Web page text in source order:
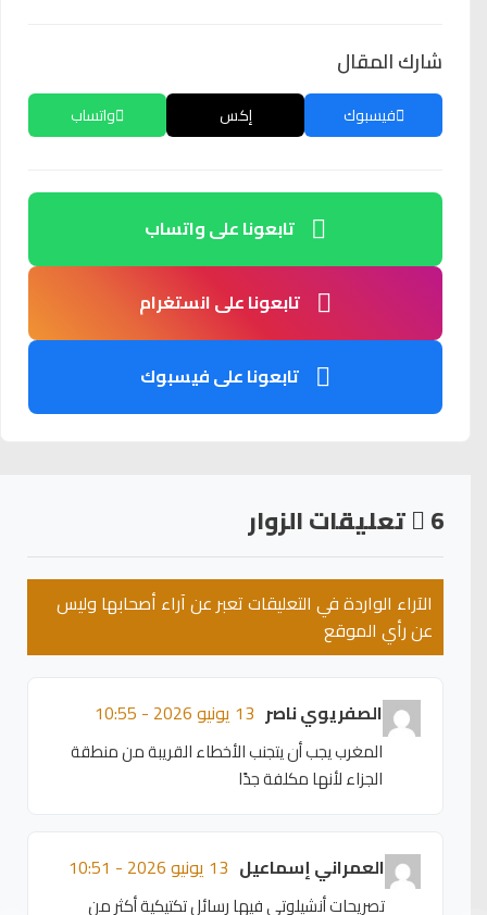
شارك المقال
فيسبوك إكس واتساب
تابعونا على واتساب
تابعونا على انستغرام
تابعونا على فيسبوك
6 تعليقات الزوار
الآراء الواردة في التعليقات تعبر عن آراء أصحابها وليس
عن رأي الموقع
الصفريوي ناصر 13 يونيو 2026 - 10:55
المغرب يجب أن يتجنب الأخطاء القريبة من منطقة
الجزاء لأنها مكلفة جدًا
العمراني إسماعيل 13 يونيو 2026 - 10:51
تصريحات أنشيلوتي فيها رسائل تكتيكية أكثر من